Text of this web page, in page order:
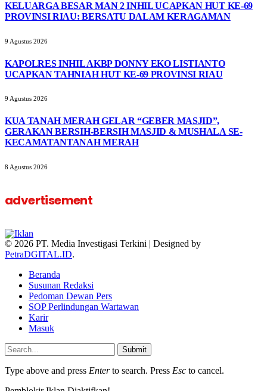
KELUARGA BESAR MAN 2 INHIL UCAPKAN HUT KE-69
PROVINSI RIAU: BERSATU DALAM KERAGAMAN
9 Agustus 2026
KAPOLRES INHIL AKBP DONNY EKO LISTIANTO
UCAPKAN TAHNIAH HUT KE-69 PROVINSI RIAU
9 Agustus 2026
KUA TANAH MERAH GELAR “GEBER MASJID”,
GERAKAN BERSIH-BERSIH MASJID & MUSHALA SE-
KECAMATANTANAH MERAH
8 Agustus 2026
advertisement
© 2026 PT. Media Investigasi Terkini | Designed by
PetraDGITAL.ID.
Beranda
Susunan Redaksi
Pedoman Dewan Pers
SOP Perlindungan Wartawan
Karir
Masuk
Submit
Type above and press Enterto search. Press Esc to cancel.